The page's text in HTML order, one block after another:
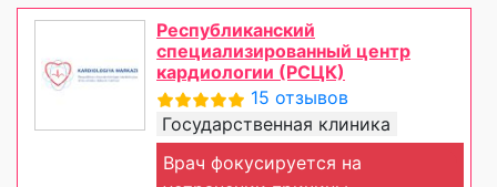
Республиканский
специализированный центр
кардиологии (РСЦК)
15 отзывов
Государственная клиника
Врач фокусируется на